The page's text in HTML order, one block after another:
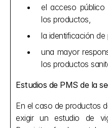
el acceso
los productos,
la identificación
una mayor
los productos
Estudios de PMS de la
En el caso de productos
exigir un estudio de